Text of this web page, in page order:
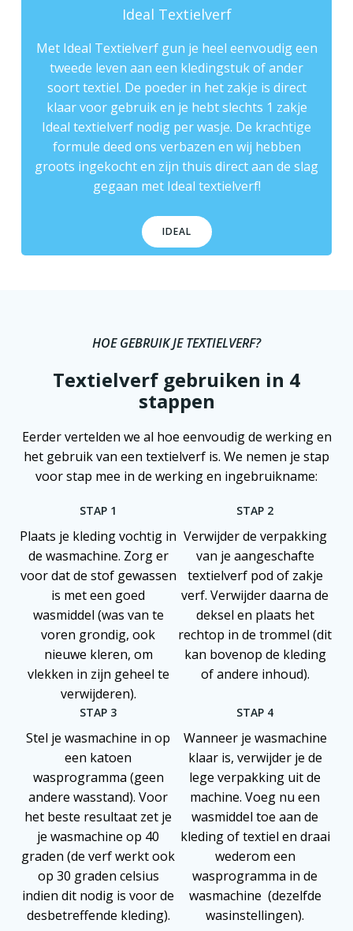
Ideal Textielverf
Met Ideal Textielverf gun je heel eenvoudig een
tweede leven aan een kledingstuk of ander
soort textiel. De poeder in het zakje is direct
klaar voor gebruik en je hebt slechts 1 zakje
Ideal textielverf nodig per wasje. De krachtige
formule deed ons verbazen en wij hebben
groots ingekocht en zijn thuis direct aan de slag
gegaan met Ideal textielverf!
IDEAL
HOE GEBRUIK JE TEXTIELVERF?
Textielverf gebruiken in 4
stappen
Eerder vertelden we al hoe eenvoudig de werking en
het gebruik van een textielverf is. We nemen je stap
voor stap mee in de werking en ingebruikname:
STAP 1
Plaats je kleding vochtig in
de wasmachine. Zorg er
voor dat de stof gewassen
is met een goed
wasmiddel (was van te
voren grondig, ook
nieuwe kleren, om
vlekken in zijn geheel te
verwijderen).
STAP 2
Verwijder de verpakking
van je aangeschafte
textielverf pod of zakje
verf. Verwijder daarna de
deksel en plaats het
rechtop in de trommel (dit
kan bovenop de kleding
of andere inhoud).
STAP 3
Stel je wasmachine in op
een katoen
wasprogramma (geen
andere wasstand). Voor
het beste resultaat zet je
je wasmachine op 40
graden (de verf werkt ook
op 30 graden celsius
indien dit nodig is voor de
desbetreffende kleding).
STAP 4
Wanneer je wasmachine
klaar is, verwijder je de
lege verpakking uit de
machine. Voeg nu een
wasmiddel toe aan de
kleding of textiel en draai
wederom een
wasprogramma in de
wasmachine (dezelfde
wasinstellingen).